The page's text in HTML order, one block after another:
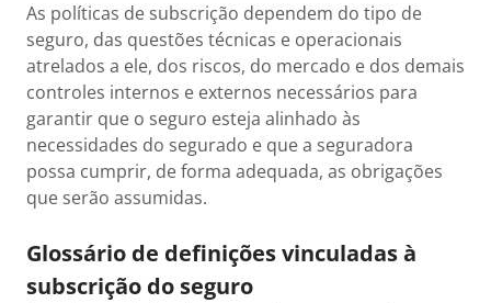
As políticas de subscrição dependem do tipo de
seguro, das questões técnicas e operacionais
atrelados a ele, dos riscos, do mercado e dos demais
controles internos e externos necessários para
garantir que o seguro esteja alinhado às
necessidades do segurado e que a seguradora
possa cumprir, de forma adequada, as obrigações
que serão assumidas.
Glossário de definições vinculadas à
subscrição do seguro